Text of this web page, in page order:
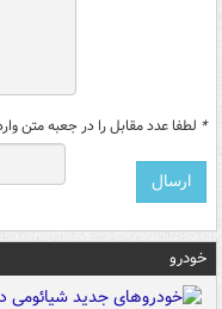
* لطفا عدد مقابل را در جعبه متن
خودرو